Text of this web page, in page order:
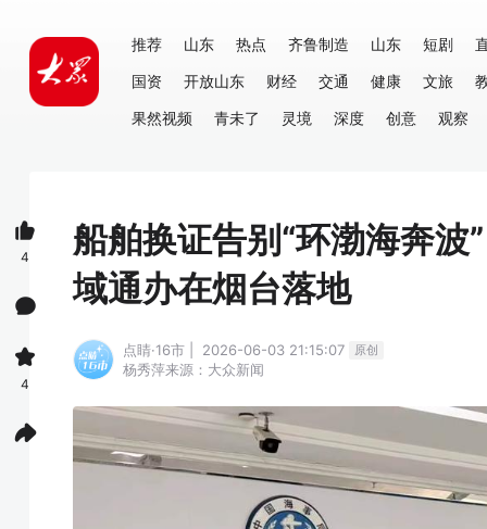
推荐 山东 热点 齐鲁制造 山东 短剧
国资
开放山东 财经 交通 健康 文旅
果然视频
青未了 灵境 深度 创意 观察
船舶换证告别“环渤海奔
域通办在烟台落地
点睛·16市 | 2026-06-03 21:15:07 原创
杨秀萍来源：大众新闻
4
4